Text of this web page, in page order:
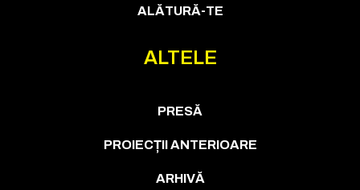
ALĂTURĂ-TE
ALTELE
PRESĂ
PROIECȚII ANTERIOARE
ARHIVĂ